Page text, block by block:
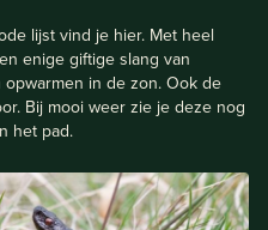
lijst vind je hier. Met heel
enige giftige slang van
in de zon. Ook de
Bij mooi weer zie je deze nog
het pad.